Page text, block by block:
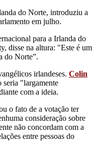
do Norte, introduziu a
em julho.
para a Irlanda do
disse na altura: "Este é um
do Norte”.
irlandeses. Colin
seria "largamente
com a ideia.
o fato de a votação ter
consideração sobre
não concordam com a
entre pessoas do